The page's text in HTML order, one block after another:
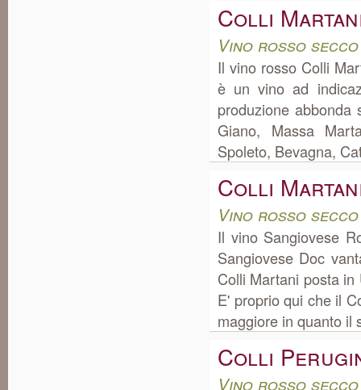
Colli
Vino rosso
Il vino rosso Colli
è un vino ad
produzione abbonda
Giano, Massa
Spoleto, Bevagna,
Colli
Vino rosso
Il vino Sangiovese
Sangiovese Doc
Colli Martani posta
E' proprio qui che il
maggiore in quanto il
Colli
Vino rosso